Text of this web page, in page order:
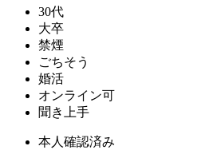
30代
大卒
禁煙
ごちそう
婚活
オンライン可
聞き上手
本人確認済み